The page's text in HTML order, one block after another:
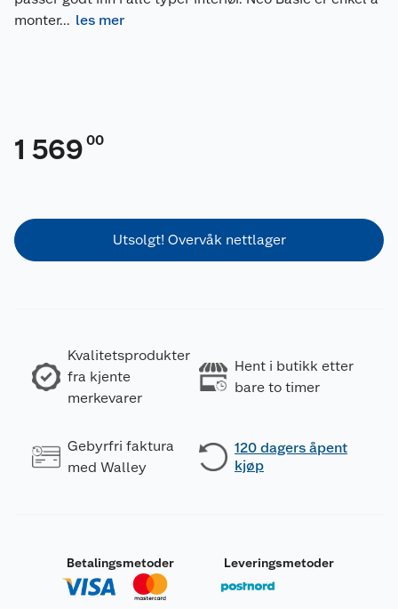
monter... les mer
1 569 00
Utsolgt! Overvåk nettlager
Kvalitetsprodukter
fra kjente
merkevarer
Hent i butikk etter
bare to timer
Gebyrfri faktura
med Walley
120 dagers åpent
kjøp
Betalingsmetoder Leveringsmetoder